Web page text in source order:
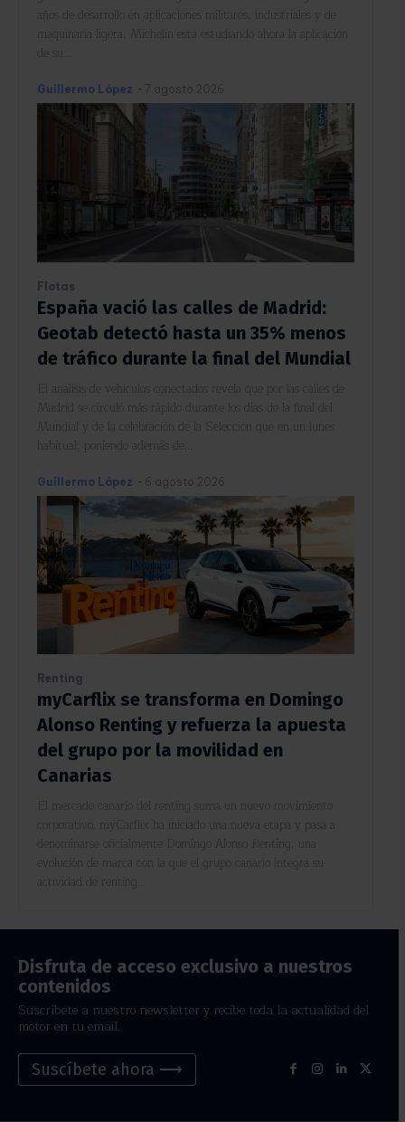
años de desarrollo en aplicaciones militares, industriales y de
maquinaria ligera, Michelin está estudiando ahora la aplicación
de su...
Guillermo López - 7 agosto 2026
Flotas
España vació las calles de Madrid:
Geotab detectó hasta un 35% menos
de tráfico durante la final del Mundial
El análisis de vehículos conectados revela que por las calles de
Madrid se circuló más rápido durante los días de la final del
Mundial y de la celebración de la Selección que en un lunes
habitual, poniendo además de...
Guillermo López - 6 agosto 2026
Renting
myCarflix se transforma en Domingo
Alonso Renting y refuerza la apuesta
del grupo por la movilidad en
Canarias
El mercado canario del renting suma un nuevo movimiento
corporativo. myCarflix ha iniciado una nueva etapa y pasa a
denominarse oficialmente Domingo Alonso Renting, una
evolución de marca con la que el grupo canario integra su
actividad de renting...
Disfruta de acceso exclusivo a nuestros
contenidos
Suscríbete a nuestro newsletter y recibe toda la actualidad del
motor en tu email.
Suscíbete ahora ⟶